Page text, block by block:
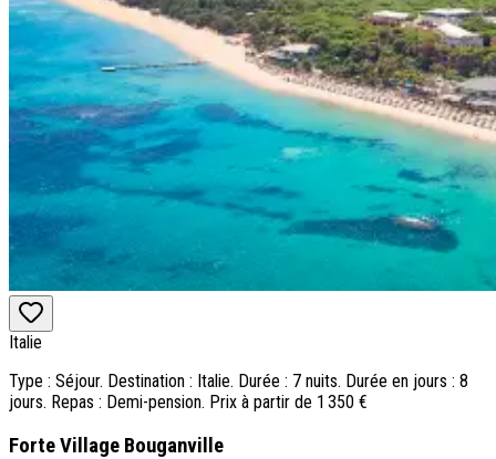
Italie
Type : Séjour. Destination : Italie. Durée : 7 nuits. Durée en jours : 8
jours. Repas : Demi-pension. Prix à partir de 1 350 €
Forte Village Bouganville